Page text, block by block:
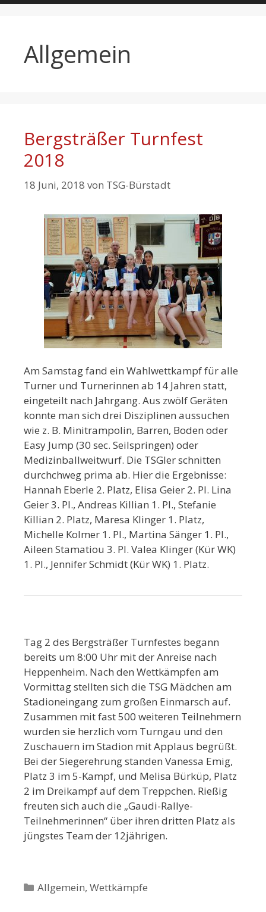
Allgemein
Bergsträßer Turnfest
2018
18 Juni, 2018 von TSG-Bürstadt
Am Samstag fand ein Wahlwettkampf für alle
Turner und Turnerinnen ab 14 Jahren statt,
eingeteilt nach Jahrgang. Aus zwölf Geräten
konnte man sich drei Disziplinen aussuchen
wie z. B. Minitrampolin, Barren, Boden oder
Easy Jump (30 sec. Seilspringen) oder
Medizinballweitwurf. Die TSGler schnitten
durchchweg prima ab. Hier die Ergebnisse:
Hannah Eberle 2. Platz, Elisa Geier 2. Pl. Lina
Geier 3. Pl., Andreas Killian 1. Pl., Stefanie
Killian 2. Platz, Maresa Klinger 1. Platz,
Michelle Kolmer 1. Pl., Martina Sänger 1. Pl.,
Aileen Stamatiou 3. Pl. Valea Klinger (Kür WK)
1. Pl., Jennifer Schmidt (Kür WK) 1. Platz.
Tag 2 des Bergsträßer Turnfestes begann
bereits um 8:00 Uhr mit der Anreise nach
Heppenheim. Nach den Wettkämpfen am
Vormittag stellten sich die TSG Mädchen am
Stadioneingang zum großen Einmarsch auf.
Zusammen mit fast 500 weiteren Teilnehmern
wurden sie herzlich vom Turngau und den
Zuschauern im Stadion mit Applaus begrüßt.
Bei der Siegerehrung standen Vanessa Emig,
Platz 3 im 5-Kampf, und Melisa Bürküp, Platz
2 im Dreikampf auf dem Treppchen. Rießig
freuten sich auch die „Gaudi-Rallye-
Teilnehmerinnen“ über ihren dritten Platz als
jüngstes Team der 12jährigen.
Kategorien
Allgemein,Wettkämpfe